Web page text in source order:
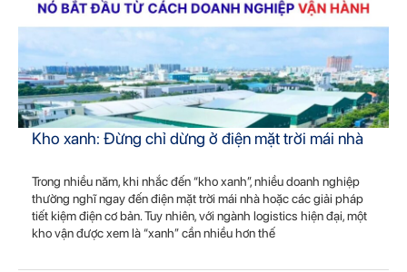
Kho xanh: Đừng chỉ dừng ở điện mặt trời mái nhà
Trong nhiều năm, khi nhắc đến “kho xanh”, nhiều doanh nghiệp
thường nghĩ ngay đến điện mặt trời mái nhà hoặc các giải pháp
tiết kiệm điện cơ bản. Tuy nhiên, với ngành logistics hiện đại, một
kho vận được xem là “xanh” cần nhiều hơn thế